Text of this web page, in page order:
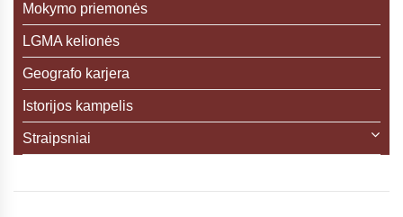
Mokymo priemonės
LGMA kelionės
Geografo karjera
Istorijos kampelis
Straipsniai